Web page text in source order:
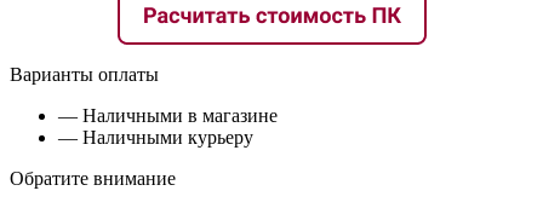
Варианты оплаты
— Наличными в магазине
— Наличными курьеру
Обратите внимание